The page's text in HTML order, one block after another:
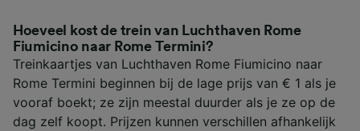
Hoeveel kost de trein van Luchthaven Rome
Fiumicino naar Rome Termini?
Treinkaartjes van Luchthaven Rome Fiumicino naar
Rome Termini beginnen bij de lage prijs van € 1 als je
vooraf boekt; ze zijn meestal duurder als je ze op de
dag zelf koopt. Prijzen kunnen verschillen afhankelijk